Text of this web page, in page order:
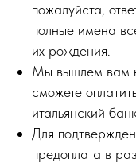
пожалуйста,
полные имена
их рождения.
Мы вышлем вам
сможете
итальянский
Для
предоплата в